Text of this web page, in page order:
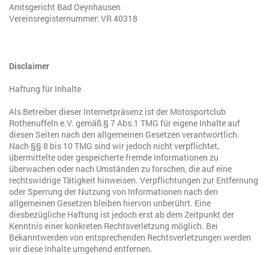
Amtsgericht Bad Oeynhausen
Vereinsregisternummer: VR 40318
Disclaimer
Haftung für Inhalte
Als Betreiber dieser Internetpräsenz ist der Motosportclub
Rothenuffeln e.V. gemäß § 7 Abs.1 TMG für eigene Inhalte auf
diesen Seiten nach den allgemeinen Gesetzen verantwortlich.
Nach §§ 8 bis 10 TMG sind wir jedoch nicht verpflichtet,
übermittelte oder gespeicherte fremde Informationen zu
überwachen oder nach Umständen zu forschen, die auf eine
rechtswidrige Tätigkeit hinweisen. Verpflichtungen zur Entfernung
oder Sperrung der Nutzung von Informationen nach den
allgemeinen Gesetzen bleiben hiervon unberührt. Eine
diesbezügliche Haftung ist jedoch erst ab dem Zeitpunkt der
Kenntnis einer konkreten Rechtsverletzung möglich. Bei
Bekanntwerden von entsprechenden Rechtsverletzungen werden
wir diese Inhalte umgehend entfernen.